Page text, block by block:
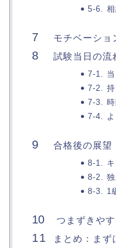
5-6. 相
モチベーショ
試験当日の流
7-1. 当
7-2. 持
7-3. 時
7-4. よ
合格後の展望
8-1. キ
8-2. 独
8-3. 1
つまずきや
まとめ：まず